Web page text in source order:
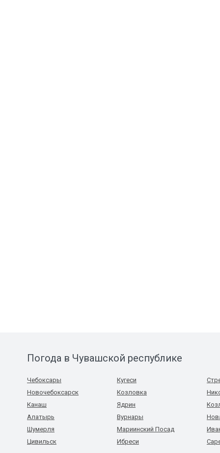
Погода в Чувашской республике
Чебоксары
Новочебоксарск
Канаш
Алатырь
Шумерля
Цивильск
Кугеси
Козловка
Ядрин
Вурнары
Мариинский Посад
Ибреси